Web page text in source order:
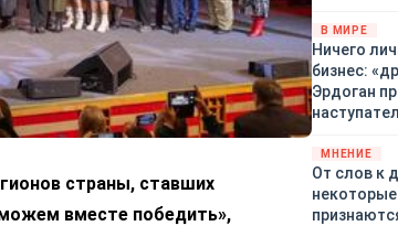
страны, ставших
вместе победить»,
В МИРЕ
Ничего
бизнес:
Эрдоган
МНЕНИЕ
От слов к